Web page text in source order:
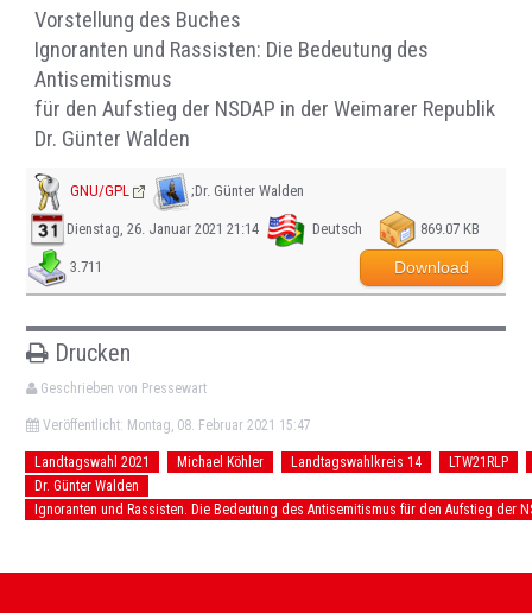
Vorstellung des Buches
Ignoranten und Rassisten: Die Bedeutung des
Antisemitismus
für den Aufstieg der NSDAP in der Weimarer Republik
Dr. Günter Walden
GNU/GPL ;Dr. Günter Walden
Dienstag, 26. Januar 2021 21:14 Deutsch 869.07 KB
3.711 Download
Drucken
Geschrieben von Pressewart
Veröffentlicht: Montag, 08. Februar 2021 15:47
Landtagswahl 2021 Michael Köhler Landtagswahlkreis 14
LTW21RLP
Dr. Günter Walden
Ignoranten und Rassisten. Die Bedeutung des Antisemitismus für den Aufstieg der